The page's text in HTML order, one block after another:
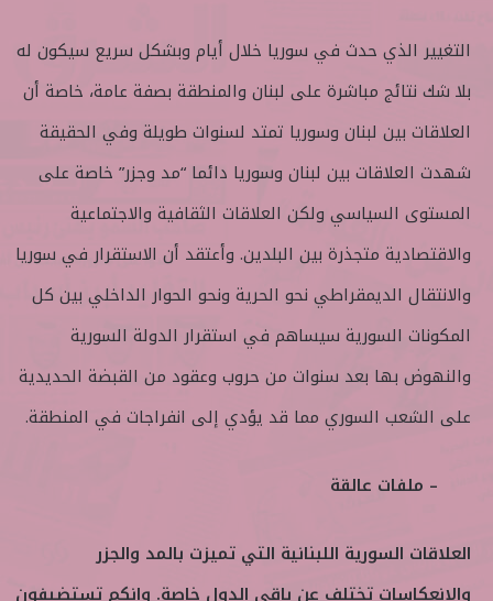
التغيير الذي حدث في سوريا خلال أيام وبشكل سريع سيكون له
بلا شك نتائج مباشرة على لبنان والمنطقة بصفة عامة، خاصة أن
العلاقات بين لبنان وسوريا تمتد لسنوات طويلة وفي الحقيقة
شهدت العلاقات بين لبنان وسوريا دائما “مد وجزر” خاصة على
المستوى السياسي ولكن العلاقات الثقافية والاجتماعية
والاقتصادية متجذرة بين البلدين. وأعتقد أن الاستقرار في سوريا
والانتقال الديمقراطي نحو الحرية ونحو الحوار الداخلي بين كل
المكونات السورية سيساهم في استقرار الدولة السورية
والنهوض بها بعد سنوات من حروب وعقود من القبضة الحديدية
على الشعب السوري مما قد يؤدي إلى انفراجات في المنطقة.
– ملفات عالقة
العلاقات السورية اللبنانية التي تميزت بالمد والجزر